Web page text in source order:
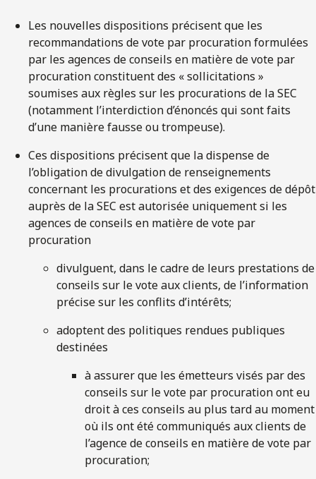
Les nouvelles dispositions précisent que les
recommandations de vote par procuration formulées
par les agences de conseils en matière de vote par
procuration constituent des « sollicitations »
soumises aux règles sur les procurations de la SEC
(notamment l’interdiction d’énoncés qui sont faits
d’une manière fausse ou trompeuse).
Ces dispositions précisent que la dispense de
l’obligation de divulgation de renseignements
concernant les procurations et des exigences de dépôt
auprès de la SEC est autorisée uniquement si les
agences de conseils en matière de vote par
procuration
divulguent, dans le cadre de leurs prestations de
conseils sur le vote aux clients, de l’information
précise sur les conflits d’intérêts;
adoptent des politiques rendues publiques
destinées
à assurer que les émetteurs visés par des
conseils sur le vote par procuration ont eu
droit à ces conseils au plus tard au moment
où ils ont été communiqués aux clients de
l’agence de conseils en matière de vote par
procuration;